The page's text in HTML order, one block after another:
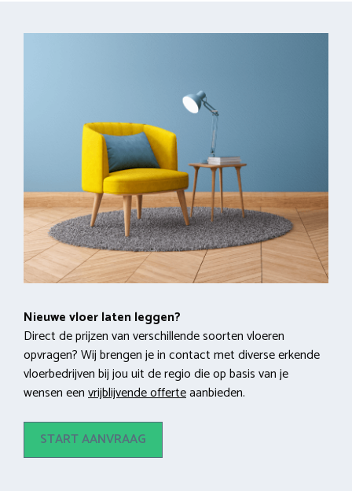
Nieuwe vloer laten leggen?
Direct de prijzen van verschillende soorten vloeren
opvragen? Wij brengen je in contact met diverse erkende
vloerbedrijven bij jou uit de regio die op basis van je
wensen eenvrijblijvende offerteaanbieden.
START AANVRAAG